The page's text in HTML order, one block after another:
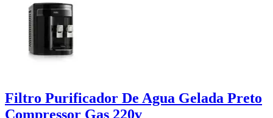
Filtro Purificador De Agua Gelada Preto
Compressor Gas 220v